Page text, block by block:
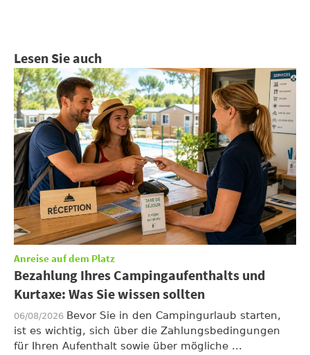
Lesen Sie auch
Anreise auf dem Platz
Bezahlung Ihres Campingaufenthalts und
Kurtaxe: Was Sie wissen sollten
06/08/2026 Bevor Sie in den Campingurlaub starten,
ist es wichtig, sich über die Zahlungsbedingungen
für Ihren Aufenthalt sowie über mögliche ...